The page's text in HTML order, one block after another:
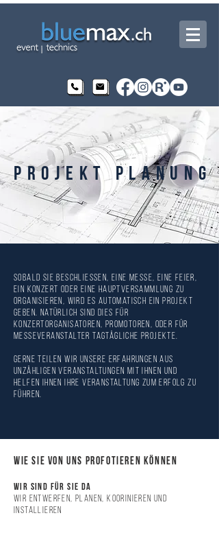
PROJEKT PLANUNG
Sobald Sie beschliessen, eine Messe, eine Feier,
ein Konzert oder eine Hauptversammlung zu
organisieren, wird es automatisch ein Projekt
geben. Natürlich sind dies für
Konzertorganisatoren, Promotoren, oder für
Messeveranstalter tagtägliche Projekte.
Gerne teilen wir unsere Erfahrungen aus
unzähligen Veranstaltungen mit Ihnen und
helfen Ihnen Ihre Veranstaltung zum Erfolg zu
führen.
WIE SIE VON UNS PROFOTIEREN KÖNNEN
WIR SIND FÜR SIE DA
WIR ENTWERFEN, PLANEN, KOORINIEREN UND
INSTALLIEREN